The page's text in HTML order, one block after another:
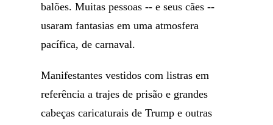
balões. Muitas pessoas -- e seus cães --
usaram fantasias em uma atmosfera
pacífica, de carnaval.
Manifestantes vestidos com listras em
referência a trajes de prisão e grandes
cabeças caricaturais de Trump e outras